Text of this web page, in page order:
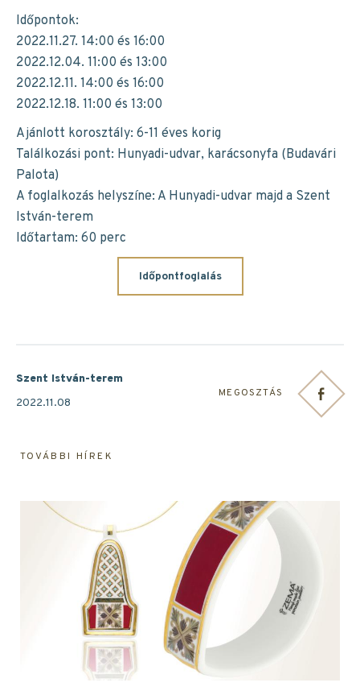
Időpontok:
2022.11.27. 14:00 és 16:00
2022.12.04. 11:00 és 13:00
2022.12.11. 14:00 és 16:00
2022.12.18. 11:00 és 13:00
Ajánlott korosztály: 6-11 éves korig
Találkozási pont: Hunyadi-udvar, karácsonyfa (Budavári
Palota)
A foglalkozás helyszíne: A Hunyadi-udvar majd a Szent
István-terem
Időtartam: 60 perc
Időpontfoglalás
Szent István-terem
2022.11.08
MEGOSZTÁS
TOVÁBBI HÍREK